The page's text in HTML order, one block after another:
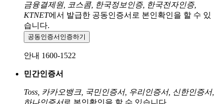
금융결제원, 코스콤, 한국정보인증, 한국전자인증,
KTNET에서 발급한 공동인증서로 본인확인을 할 수 있
습니다.
공동인증서 인증하기
안내 1600-1522
민간인증서
Toss, 카카오뱅크, 국민인증서, 우리인증서, 신한인증서,